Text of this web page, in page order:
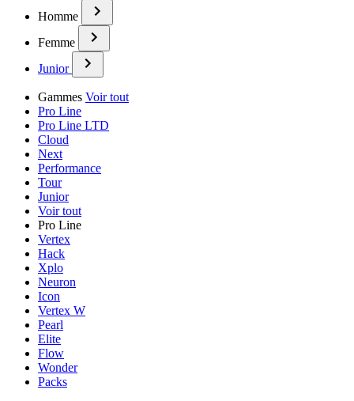
Homme
Femme
Junior
Gammes Voir tout
Pro Line
Pro Line LTD
Cloud
Next
Performance
Tour
Junior
Voir tout
Pro Line
Vertex
Hack
Xplo
Neuron
Icon
Vertex W
Pearl
Elite
Flow
Wonder
Packs